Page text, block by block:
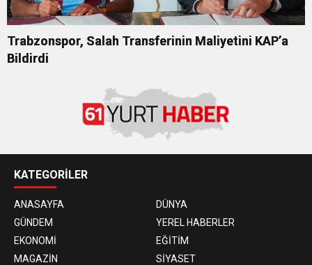
Trabzonspor, Salah Transferinin Maliyetini KAP’a
Bildirdi
KATEGORİLER
ANASAYFA
DÜNYA
GÜNDEM
YEREL HABERLER
EKONOMİ
EĞİTİM
MAGAZİN
SİYASET